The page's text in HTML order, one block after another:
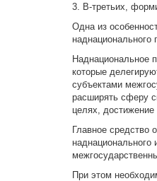
3. В-третьих,
Одна из
наднационального
Наднациональное
которые
субъектами
расширять сферу
целях,
Главное средство
наднационального
При этом